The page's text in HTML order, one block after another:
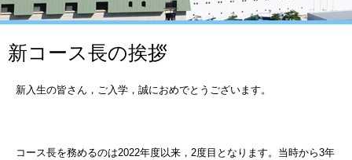
新コース長の挨拶
新入生の皆さん，ご入学，誠におめでとうございます。
コース長を務めるのは2022年度以来，2度目となります。当時から3年